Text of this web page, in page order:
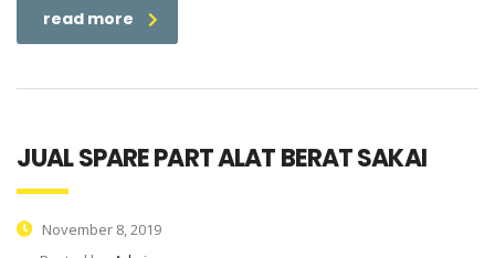
read more
JUAL SPARE PART ALAT BERAT SAKAI
November 8, 2019